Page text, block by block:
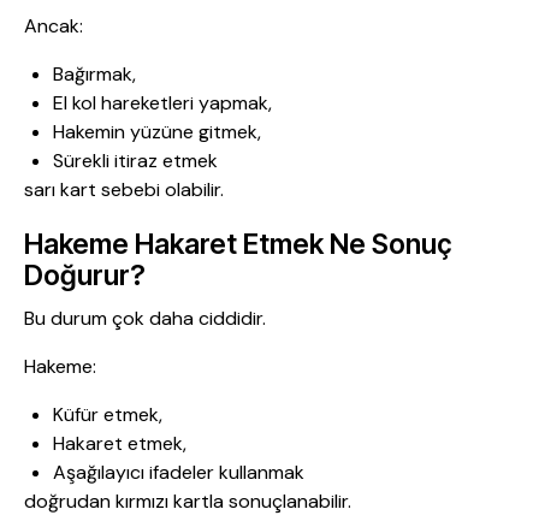
Ancak:
Bağırmak,
El kol hareketleri yapmak,
Hakemin yüzüne gitmek,
Sürekli itiraz etmek
sarı kart sebebi olabilir.
Hakeme Hakaret Etmek Ne Sonuç
Doğurur?
Bu durum çok daha ciddidir.
Hakeme:
Küfür etmek,
Hakaret etmek,
Aşağılayıcı ifadeler kullanmak
doğrudan kırmızı kartla sonuçlanabilir.